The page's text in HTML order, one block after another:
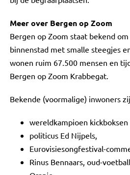
Meer over Bergen op Zoom
Bergen op Zoom staat bekend
binnenstad met smalle steegjes
wonen ruim 67.500 mensen en
Bergen op Zoom Krabbegat.
Bekende (voormalige) inwoners
wereldkampioen kickboksen
politicus Ed Nijpels,
Eurovisiesongfestival-
Rinus Bennaars, oud-